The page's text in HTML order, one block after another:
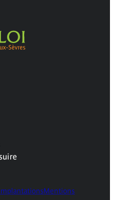
Mentions